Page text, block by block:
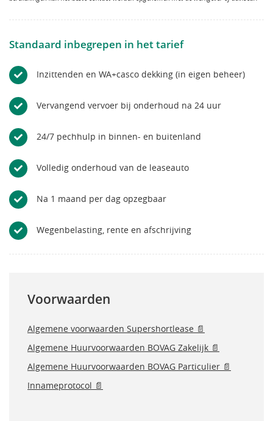
Standaard inbegrepen in het tarief
Inzittenden en WA+casco dekking (in eigen beheer)
Vervangend vervoer bij onderhoud na 24 uur
24/7 pechhulp in binnen- en buitenland
Volledig onderhoud van de leaseauto
Na 1 maand per dag opzegbaar
Wegenbelasting, rente en afschrijving
Voorwaarden
Algemene voorwaarden Supershortlease 📄
Algemene Huurvoorwaarden BOVAG Zakelijk 📄
Algemene Huurvoorwaarden BOVAG Particulier 📄
Innameprotocol 📄